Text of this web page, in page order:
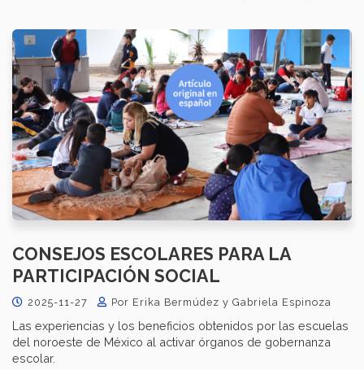
​​CONSEJOS ESCOLARES PARA LA
PARTICIPACIÓN SOCIAL
2025-11-27 Por Erika Bermúdez y Gabriela Espinoza
Las experiencias y los beneficios obtenidos por las escuelas
del noroeste de México al activar órganos de gobernanza
escolar.